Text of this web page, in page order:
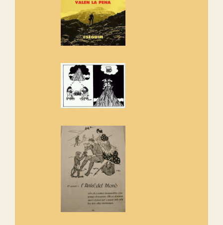
Rebem un diploma dels
Amics de Sant Aniol d'Aguja
Els Centpeus estem implicats
de l'entorn de Sant Aniol